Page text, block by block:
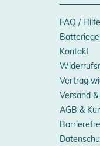
FAQ / Hilfe
Kontakt
Vertrag
Versand
AGB &